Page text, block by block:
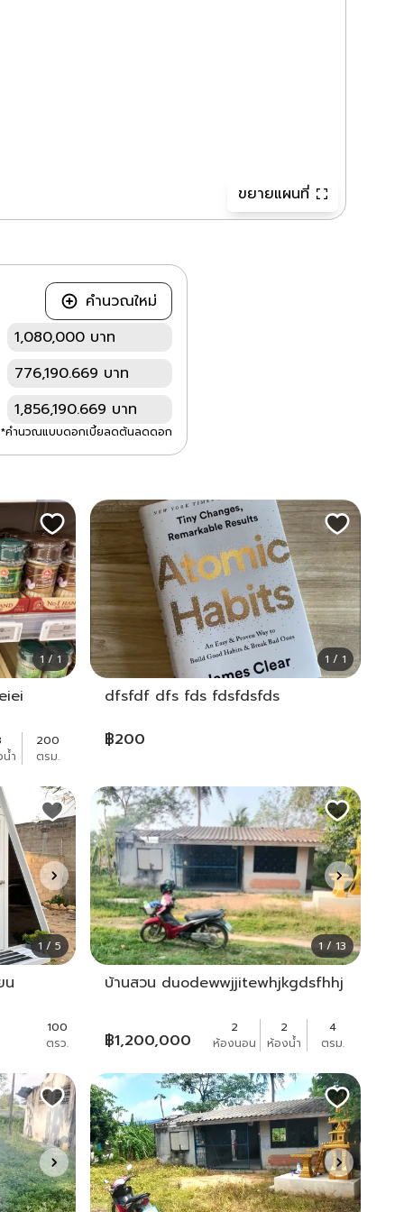
ขยายแผนที่
คำนวณใหม่
1,080,000 บาท
776,190.669 บาท
1,856,190.669 บาท
*คำนวณแบบดอกเบี้ยลดต้นลดดอก
1 / 1
ำ
200
ตรม.
1 / 1
dfsfdf dfs fds fdsfdsfds
฿200
1 / 5
น
100
ตรว.
1 / 13
บ้านสวน duodewwjjitewhjkgdsfhhj
฿1,200,000
2
ห้องนอน
2
ห้องน้ำ
4
ตรม.